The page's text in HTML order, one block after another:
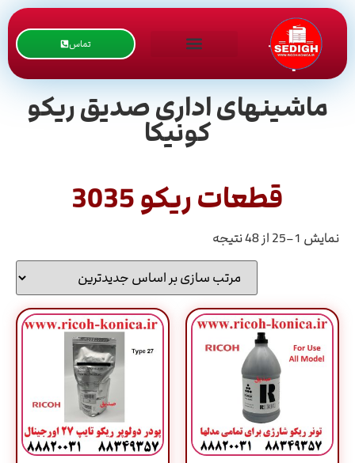
تماس
ماشینهای اداری صدیق ریکو
کونیکا
قطعات ریکو 3035
نمایش 1–25 از 48 نتیجه